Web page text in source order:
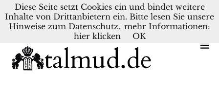
KONTAKT BLOG DEUTSCH NEDERLANDS
Diese Seite setzt Cookies ein und bindet weitere
Inhalte von Drittanbietern ein. Bitte lesen Sie unsere
Hinweise zum Datenschutz. mehr Informationen:
hier klicken
OK